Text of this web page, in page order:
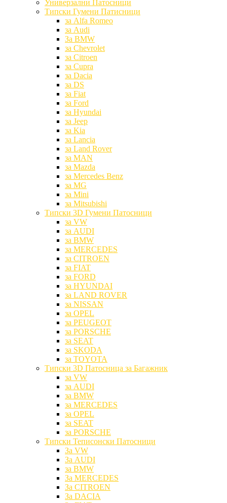
Универзални Патосници
Типски Гумени Патисници
за Alfa Romeo
за Audi
За BMW
за Chevrolet
за Citroen
за Cupra
за Dacia
за DS
за Fiat
за Ford
за Hyundai
за Jeep
за Kia
за Lancia
за Land Rover
за MAN
за Mazda
за Mercedes Benz
за MG
за Mini
за Mitsubishi
Типски 3D Гумени Патосници
за VW
за AUDI
за BMW
за MERCEDES
за CITROEN
за FIAT
за FORD
за HYUNDAI
за LAND ROVER
за NISSAN
за OPEL
за PEUGEOT
за PORSCHE
за SEAT
за SKODA
за TOYOTA
Типски 3D Патосница за Багажник
за VW
за AUDI
за BMW
за MERCEDES
за OPEL
за SEAT
за PORSCHE
Типски Теписонски Патосници
За VW
За AUDI
за BMW
За MERCEDES
За CITROEN
За DACIA